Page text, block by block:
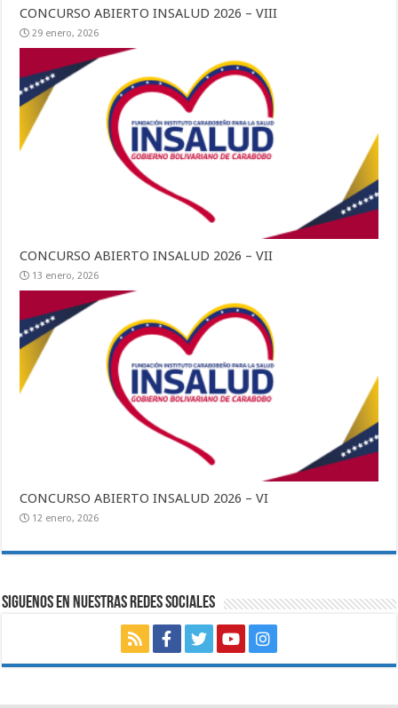
CONCURSO ABIERTO INSALUD 2026 – VIII
29 enero, 2026
CONCURSO ABIERTO INSALUD 2026 – VII
13 enero, 2026
CONCURSO ABIERTO INSALUD 2026 – VI
12 enero, 2026
SIGUENOS EN NUESTRAS REDES SOCIALES